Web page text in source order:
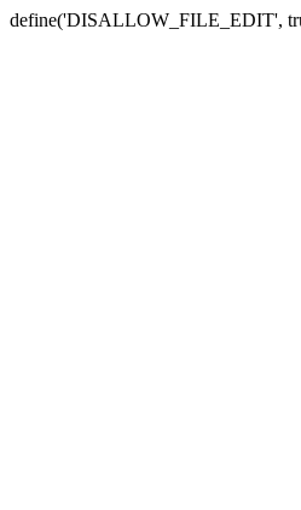
define('DISALLOW_FILE_EDIT',